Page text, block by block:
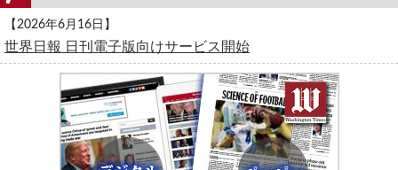
【2026年6月16日】
世界日報 日刊電子版向けサービス開始